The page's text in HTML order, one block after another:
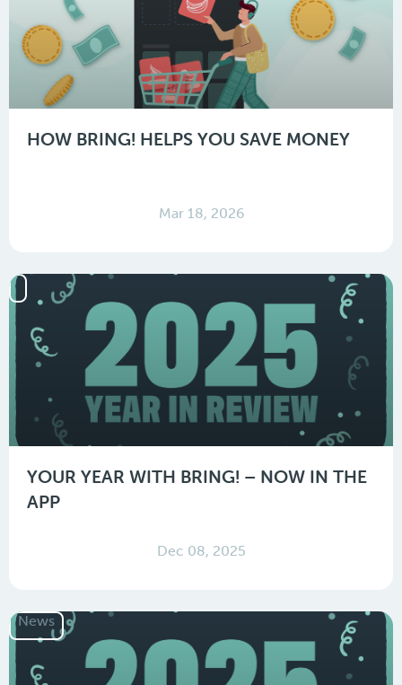
HOW BRING! HELPS YOU SAVE MONEY
Mar 18, 2026
YOUR YEAR WITH BRING! – NOW IN THE
APP
Dec 08, 2025
News